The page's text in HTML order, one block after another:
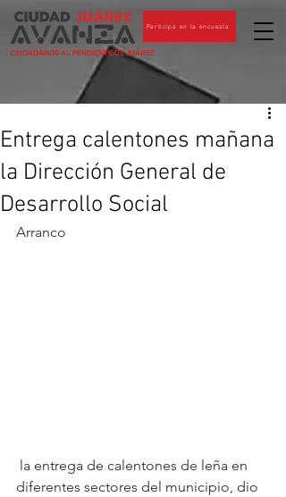
CIUDADANOS AL PENDIENTE DE JUÁREZ
Participa en la encuesta
Entrega calentones mañana
la Dirección General de
Desarrollo Social
Arranco
diferentes sectores del municipio, dio